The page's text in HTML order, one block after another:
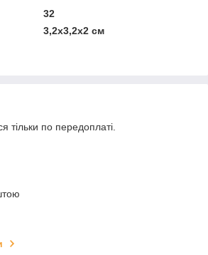
32
3,2х3,2х2 см
тільки по передоплаті.